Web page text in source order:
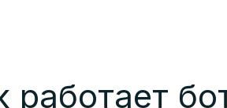
работает